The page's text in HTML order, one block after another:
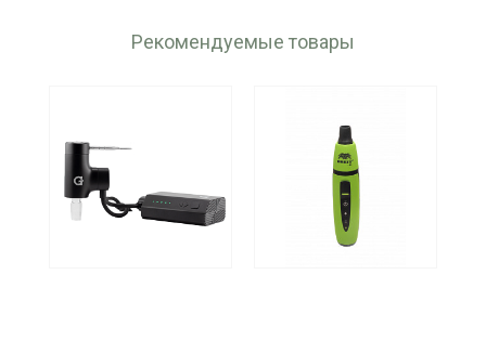
Рекомендуемые товары